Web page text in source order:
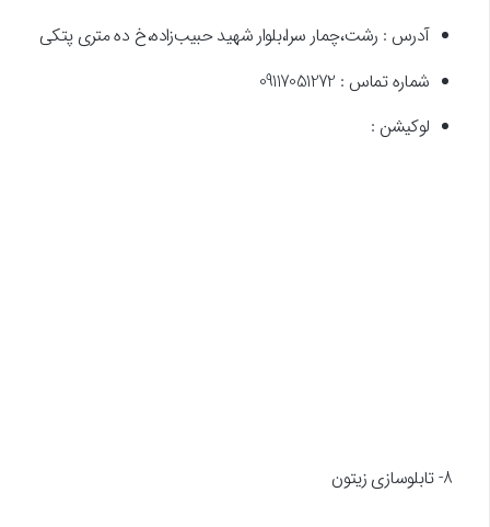
آدرس : رشت،چمار سرا،بلوار شهید حبیب‌زاده،خ ده متری پتکی
شماره تماس : 09117051272
لوکیشن :
8- تابلوسازی زیتون